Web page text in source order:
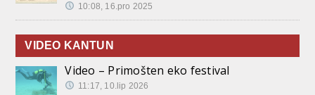
10:08, 16.pro 2025
VIDEO KANTUN
Video – Primošten eko festival
11:17, 10.lip 2026